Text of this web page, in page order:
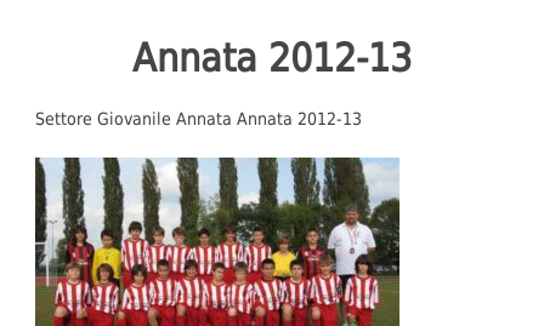
Annata 2012-13
Settore Giovanile Annata Annata 2012-13